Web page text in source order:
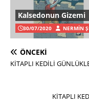
Kalsedonun Gizemi
30/07/2020 NERMIN
ÖNCEKI
KİTAPLI KEDİLİ
KİTAPLI